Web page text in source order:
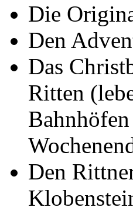
Die
Den
Das
Ritten
Den